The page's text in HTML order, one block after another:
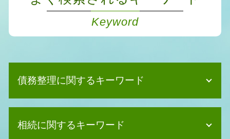
Keyword
債務整理に関するキーワード
個人再生 必要書類
相続に関するキーワード